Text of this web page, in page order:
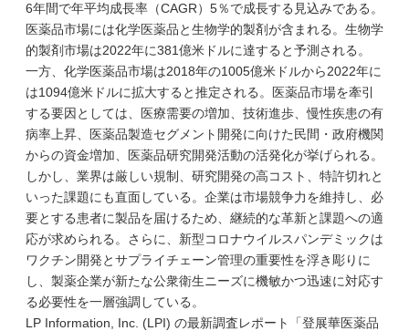
6年間で年平均成長率（CAGR）5％で成長する見込みである。
医薬品市場には化学医薬品と生物学的製剤が含まれる。生物学
的製剤市場は2022年に381億米ドルに達すると予測される。
一方、化学医薬品市場は2018年の1005億米ドルから2022年に
は1094億米ドルに拡大すると推定される。医薬品市場を牽引
する要因としては、医療需要の増加、技術進歩、慢性疾患の有
病率上昇、医薬品製造セグメント開発に向けた民間・政府機関
からの資金増加、医薬品研究開発活動の活発化が挙げられる。
しかし、業界は厳しい規制、研究開発の高コスト、特許切れと
いった課題にも直面している。企業は市場競争力を維持し、必
要とする患者に製品を届けるため、継続的な革新と課題への適
応が求められる。さらに、新型コロナウイルスパンデミックは
ワクチン開発とサプライチェーン管理の重要性を浮き彫りに
し、製薬企業が新たな公衆衛生ニーズに機敏かつ迅速に対応す
る必要性を一層強調している。
LP Information, Inc. (LPI) の最新調査レポート「登展華医薬品